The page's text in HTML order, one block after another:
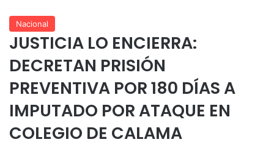
Nacional
JUSTICIA LO ENCIERRA:
DECRETAN PRISIÓN
PREVENTIVA POR 180 DÍAS A
IMPUTADO POR ATAQUE EN
COLEGIO DE CALAMA